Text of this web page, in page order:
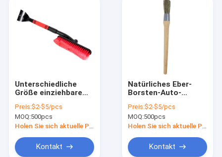
VR Show
Treten Sie mit uns in Verbindung
Nachrichten
Unterschiedliche
Größe einziehbare
Schnee, der Bürste
mit Auto-Eis-Schaber
entfernt
Preis:$2-$5/pcs
MOQ:500pcs
Holen Sie sich aktuelle Preis
Kontakt
Natürliches Eber-
Borsten-Auto-
fertigte besonders
an
Preis:$2-$5/pcs
MOQ:500pcs
Holen Sie sich aktuelle Preis
Kontakt